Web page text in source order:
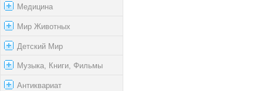
Медицина
Мир Животных
Детский Мир
Музыка, Книги, Фильмы
Антиквариат